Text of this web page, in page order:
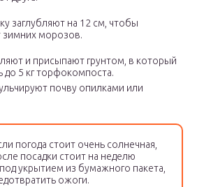
заглубляют на 12 см, чтобы
зимних морозов.
и присыпают грунтом, в который
до 5 кг торфокомпоста.
почву опилками или
погода стоит очень солнечная,
посадки стоит на неделю
укрытием из бумажного пакета,
ожоги.